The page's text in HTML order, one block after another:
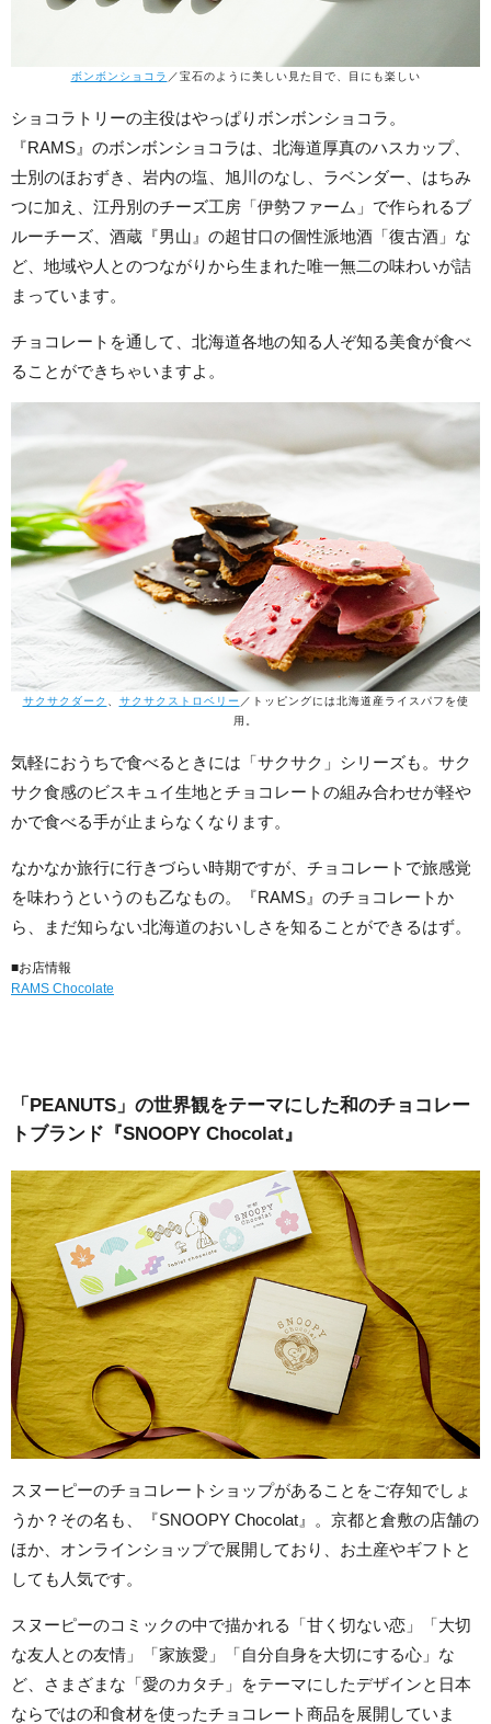
ボンボンショコラ ／宝石のように美しい見た目で、目にも楽しい
ショコラトリーの主役はやっぱりボンボンショコラ。
『RAMS』のボンボンショコラは、北海道厚真のハスカップ、
士別のほおずき、岩内の塩、旭川のなし、ラベンダー、はちみ
つに加え、江丹別のチーズ工房「伊勢ファーム」で作られるブ
ルーチーズ、酒蔵『男山』の超甘口の個性派地酒「復古酒」な
ど、地域や人とのつながりから生まれた唯一無二の味わいが詰
まっています。
チョコレートを通して、北海道各地の知る人ぞ知る美食が食べ
ることができちゃいますよ。
サクサクダーク サクサクストロベリー ／トッピングには北海道産ライスパフを使
用。
気軽におうちで食べるときには「サクサク」シリーズも。サク
サク食感のビスキュイ生地とチョコレートの組み合わせが軽や
かで食べる手が止まらなくなります。
なかなか旅行に行きづらい時期ですが、チョコレートで旅感覚
を味わうというのも乙なもの。『RAMS』のチョコレートか
ら、まだ知らない北海道のおいしさを知ることができるはず。
■お店情報
RAMS Chocolate
「PEANUTS」の世界観をテーマにした和のチョコレー
トブランド『SNOOPY Chocolat』
スヌーピーのチョコレートショップがあることをご存知でしょ
うか？その名も、『SNOOPY Chocolat』。京都と倉敷の店舗の
ほか、オンラインショップで展開しており、お土産やギフトと
しても人気です。
スヌーピーのコミックの中で描かれる「甘く切ない恋」「大切
な友人との友情」「家族愛」「自分自身を大切にする心」な
ど、さまざまな「愛のカタチ」をテーマにしたデザインと日本
ならではの和食材を使ったチョコレート商品を展開していま